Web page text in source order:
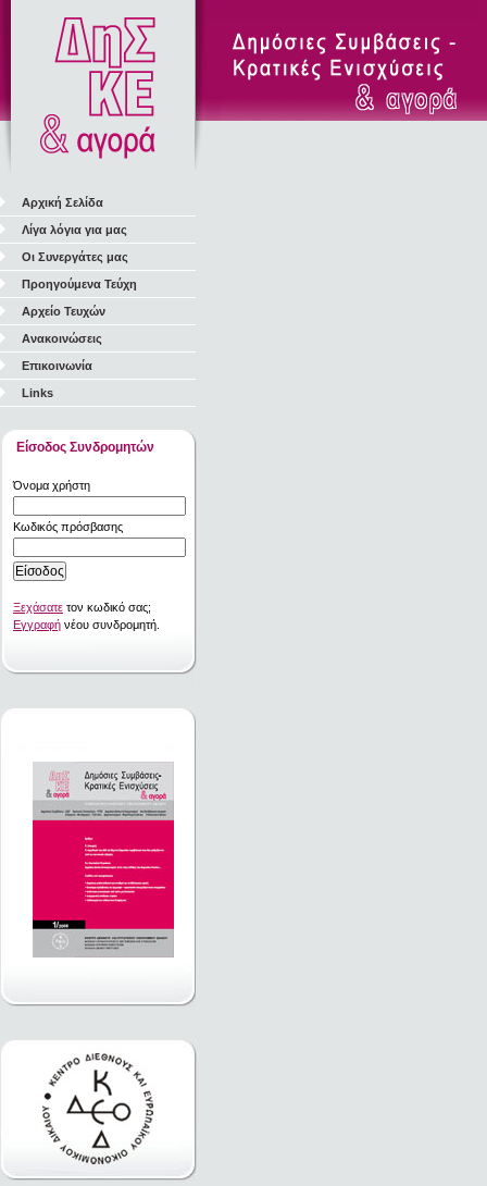
Αρχική Σελίδα
Λίγα λόγια για μας
Οι Συνεργάτες μας
Προηγούμενα Τεύχη
Αρχείο Τευχών
Ανακοινώσεις
Επικοινωνία
Links
Είσοδος Συνδρομητών
Όνομα χρήστη
Κωδικός πρόσβασης
Ξεχάσατε τον κωδικό σας;
Εγγραφή νέου συνδρομητή.